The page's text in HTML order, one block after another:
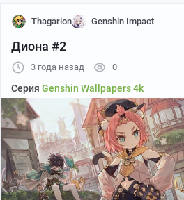
Thagarion Genshin Impact
Диона #2
3 года назад 0
Серия Genshin Wallpapers 4k